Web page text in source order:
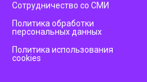
Сотрудничество со СМИ
Политика обработки
персональных данных
Политика использования
cookies